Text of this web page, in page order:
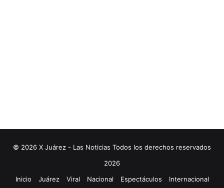
© 2026 X Juárez - Las Noticias Todos los derechos reservados
2026
Inicio
Juárez Viral Nacional Espectáculos Internacional